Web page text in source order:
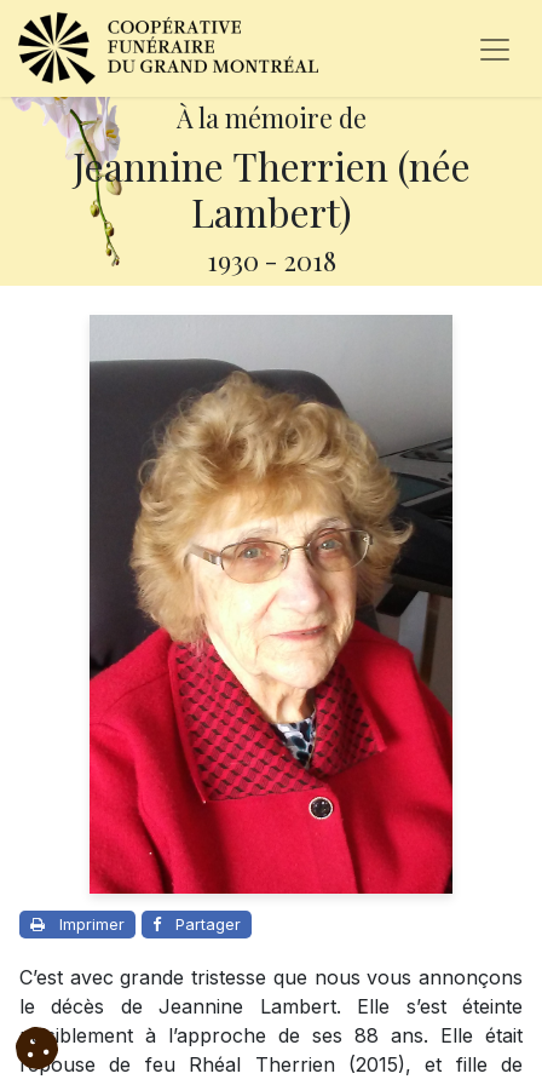
À la mémoire de
Jeannine Therrien (née
Lambert)
1930 - 2018
Imprimer Partager
C’est avec grande tristesse que nous vous annonçons
le décès de Jeannine Lambert. Elle s’est éteinte
paisiblement à l’approche de ses 88 ans. Elle était
l’épouse de feu Rhéal Therrien (2015), et fille de